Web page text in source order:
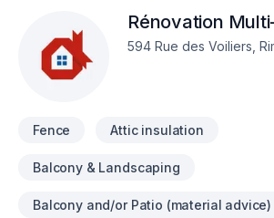
impatients de collaborer avec vous pour
projet.
Rénovation
594 Rue des Voiliers,
Fence Attic insulation
Balcony & Landscaping
Balcony and/or Patio (material advice)